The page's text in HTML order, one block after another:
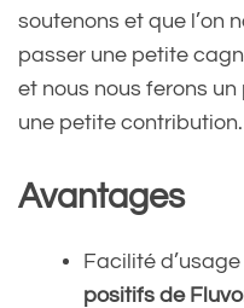
soutenons et que l’on
passer une petite
et nous nous ferons
une petite contribution.
Avantages
Facilité d’usage
positifs de